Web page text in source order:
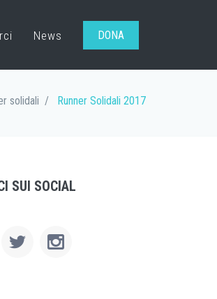
News DONA
solidali Runner Solidali 2017
SUI SOCIAL